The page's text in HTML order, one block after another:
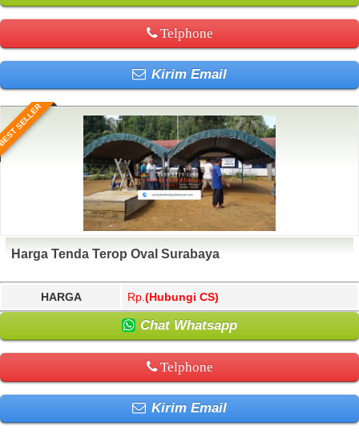
Telphone
Kirim Email
SELLER
Harga Tenda Terop Oval Surabaya
HARGA Rp. (Hubungi CS)
Chat Whatsapp
Telphone
Kirim Email